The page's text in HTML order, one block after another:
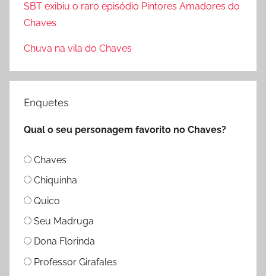
r
:
SBT exibiu o raro episódio Pintores Amadores do
Chaves
Chuva na vila do Chaves
Enquetes
Qual o seu personagem favorito no Chaves?
Chaves
Chiquinha
Quico
Seu Madruga
Dona Florinda
Professor Girafales